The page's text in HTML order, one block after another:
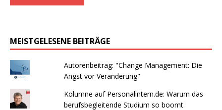
MEISTGELESENE BEITRÄGE
Autorenbeitrag: "Change Management: Die
Angst vor Veränderung"
Kolumne auf Personalintern.de: Warum das
berufsbegleitende Studium so boomt